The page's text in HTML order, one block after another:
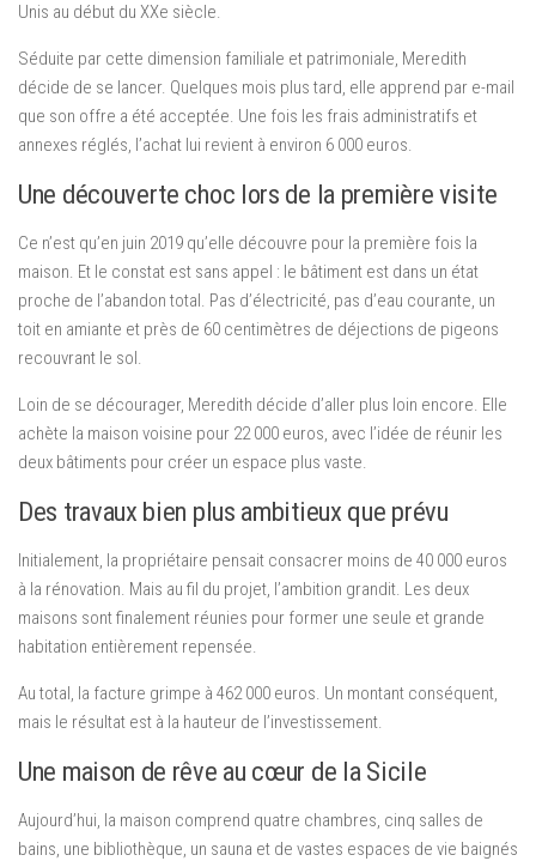
Unis au début du XXe siècle.
Séduite par cette dimension familiale et patrimoniale, Meredith
décide de se lancer. Quelques mois plus tard, elle apprend par e-mail
que son offre a été acceptée. Une fois les frais administratifs et
annexes réglés, l’achat lui revient à environ 6 000 euros.
Une découverte choc lors de la première visite
Ce n’est qu’en juin 2019 qu’elle découvre pour la première fois la
maison. Et le constat est sans appel : le bâtiment est dans un état
proche de l’abandon total. Pas d’électricité, pas d’eau courante, un
toit en amiante et près de 60 centimètres de déjections de pigeons
recouvrant le sol.
Loin de se décourager, Meredith décide d’aller plus loin encore. Elle
achète la maison voisine pour 22 000 euros, avec l’idée de réunir les
deux bâtiments pour créer un espace plus vaste.
Des travaux bien plus ambitieux que prévu
Initialement, la propriétaire pensait consacrer moins de 40 000 euros
à la rénovation. Mais au fil du projet, l’ambition grandit. Les deux
maisons sont finalement réunies pour former une seule et grande
habitation entièrement repensée.
Au total, la facture grimpe à 462 000 euros. Un montant conséquent,
mais le résultat est à la hauteur de l’investissement.
Une maison de rêve au cœur de la Sicile
Aujourd’hui, la maison comprend quatre chambres, cinq salles de
bains, une bibliothèque, un sauna et de vastes espaces de vie baignés